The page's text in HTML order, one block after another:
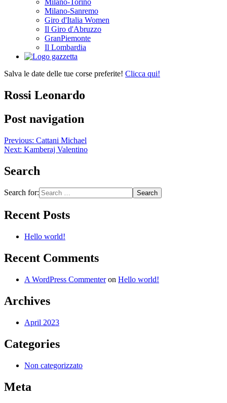
Milano-Sanremo
Giro d'Italia Women
Il Giro d'Abruzzo
GranPiemonte
Il Lombardia
Salva le date delle tue corse preferite! Clicca qui!
Rossi Leonardo
Post navigation
Previous: Cattani Michael
Next: Kamberaj Valentino
Search
Search for:
Recent Posts
Hello world!
Recent Comments
A WordPress Commenteron Hello world!
Archives
April 2023
Categories
Non categorizzato
Meta